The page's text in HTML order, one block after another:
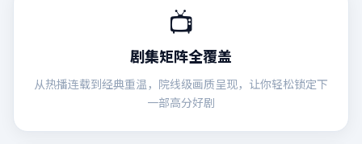
📺
剧集矩阵全覆盖
从热播连载到经典重温，院线级画质呈现，让你轻松锁定下
一部高分好剧